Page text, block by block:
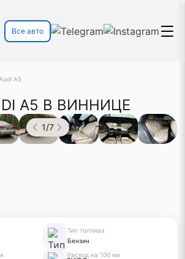
Все авто
Audi A5
A5 В ВИННИЦЕ
1/7
Тип топлива
Бензин
Расход на 100 км